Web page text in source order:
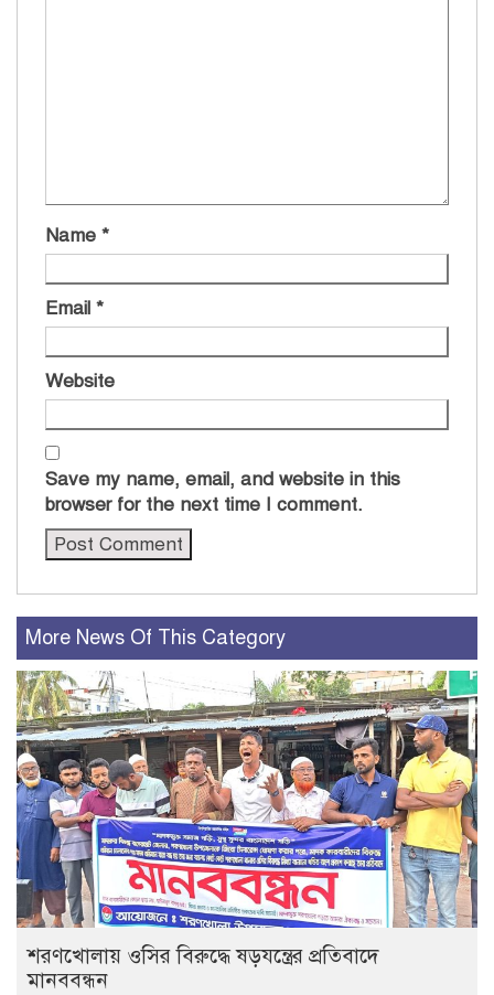
Name *
Email *
Website
Save my name, email, and website in this
browser for the next time I comment.
More News Of This Category
শরণখোলায় ওসির বিরুদ্ধে ষড়যন্ত্রের প্রতিবাদে
মানববন্ধন